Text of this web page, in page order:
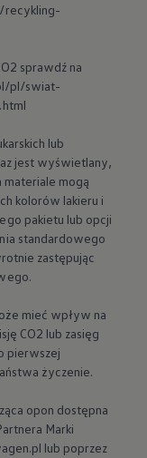
recykling-
sprawdź na
pl/swiat-
lub
jest wyświetlany,
mogą
kolorów lakieru i
pakietu lub opcji
standardowego
zastępując
mieć wpływ na
CO2 lub zasięg
pierwszej
życzenie.
opon dostępna
Marki
lub poprzez